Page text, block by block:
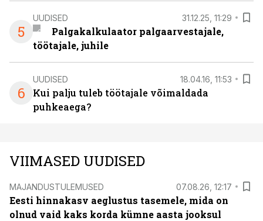
5
UUDISED 31.12.25, 11:29
Palgakalkulaator palgaarvestajale,
töötajale, juhile
6
UUDISED 18.04.16, 11:53
Kui palju tuleb töötajale võimaldada
puhkeaega?
VIIMASED UUDISED
MAJANDUSTULEMUSED 07.08.26, 12:17
Eesti hinnakasv aeglustus tasemele, mida on
olnud vaid kaks korda kümne aasta jooksul